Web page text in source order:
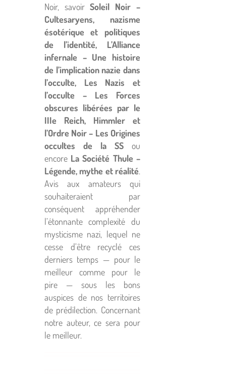
Noir, savoirSoleil Noir–
Cultesaryens, nazisme
ésotérique et politiques
de l’identité, L’Alliance
infernale – Une histoire
de l’implication nazie dans
l’occulte, Les Nazis et
l’occulte – Les Forces
obscures libérées par le
IIIe Reich, Himmler et
l’Ordre Noir – Les Origines
occultes de la SSou
encore La Société Thule –
Légende, mythe et réalité.
Avis aux amateurs qui
souhaiteraient par
conséquent appréhender
l’étonnante complexité du
mysticisme nazi, lequel ne
cesse d’être recyclé ces
derniers temps — pour le
meilleur comme pour le
pire — sous les bons
auspices de nos territoires
de prédilection. Concernant
notre auteur, ce sera pour
le meilleur.